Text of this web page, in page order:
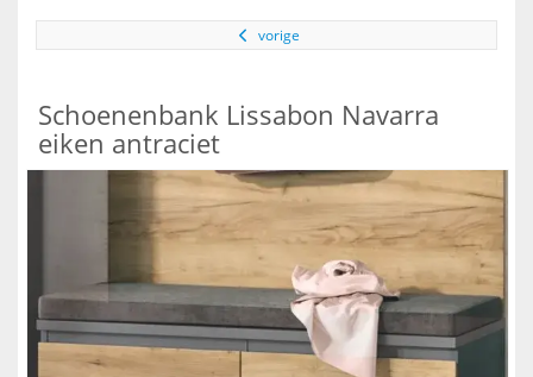
vorige
Schoenenbank Lissabon Navarra
eiken antraciet